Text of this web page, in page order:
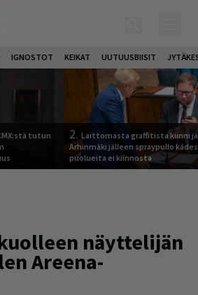
IGNOSTOT KEIKAT UUTUUSBIISIT
tutun
2. Laittomasta graffitista kiinni
Arhinmäki jälleen spraypullo
puolueita ei kiinnosta
näyttelijän
Areena-